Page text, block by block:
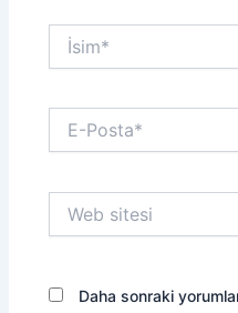
İsim*
Posta*
sitesi
Daha sonraki